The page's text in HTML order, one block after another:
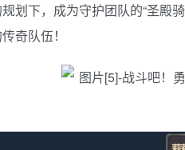
划下，成为守护团队的“圣殿
奇队伍！